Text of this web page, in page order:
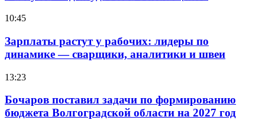
10:45
Зарплаты растут у рабочих: лидеры по
динамике — сварщики, аналитики и швеи
13:23
Бочаров поставил задачи по формированию
бюджета Волгоградской области на 2027 год